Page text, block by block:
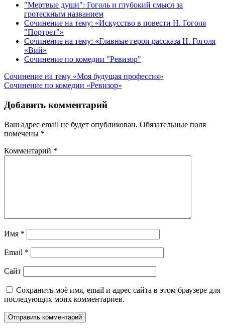
"Мертвые души": Гоголь и глубокий смысл за
гротескным названием
Сочинение на тему: «Искусство в повести Н. Гоголя
"Портрет"»
Сочинение на тему: «Главные герои рассказа Н. Гоголя
«Вий»
Сочинение по комедии "Ревизор"
Навигация
по
записям
Сочинение на тему «Моя будущая профессия»
Сочинение по комедии «Ревизор»
Добавить комментарий
Ваш адрес email не будет опубликован. Обязательные поля
помечены *
Комментарий *
Имя *
Email *
Сайт
Сохранить моё имя, email и адрес сайта в этом браузере для
последующих моих комментариев.